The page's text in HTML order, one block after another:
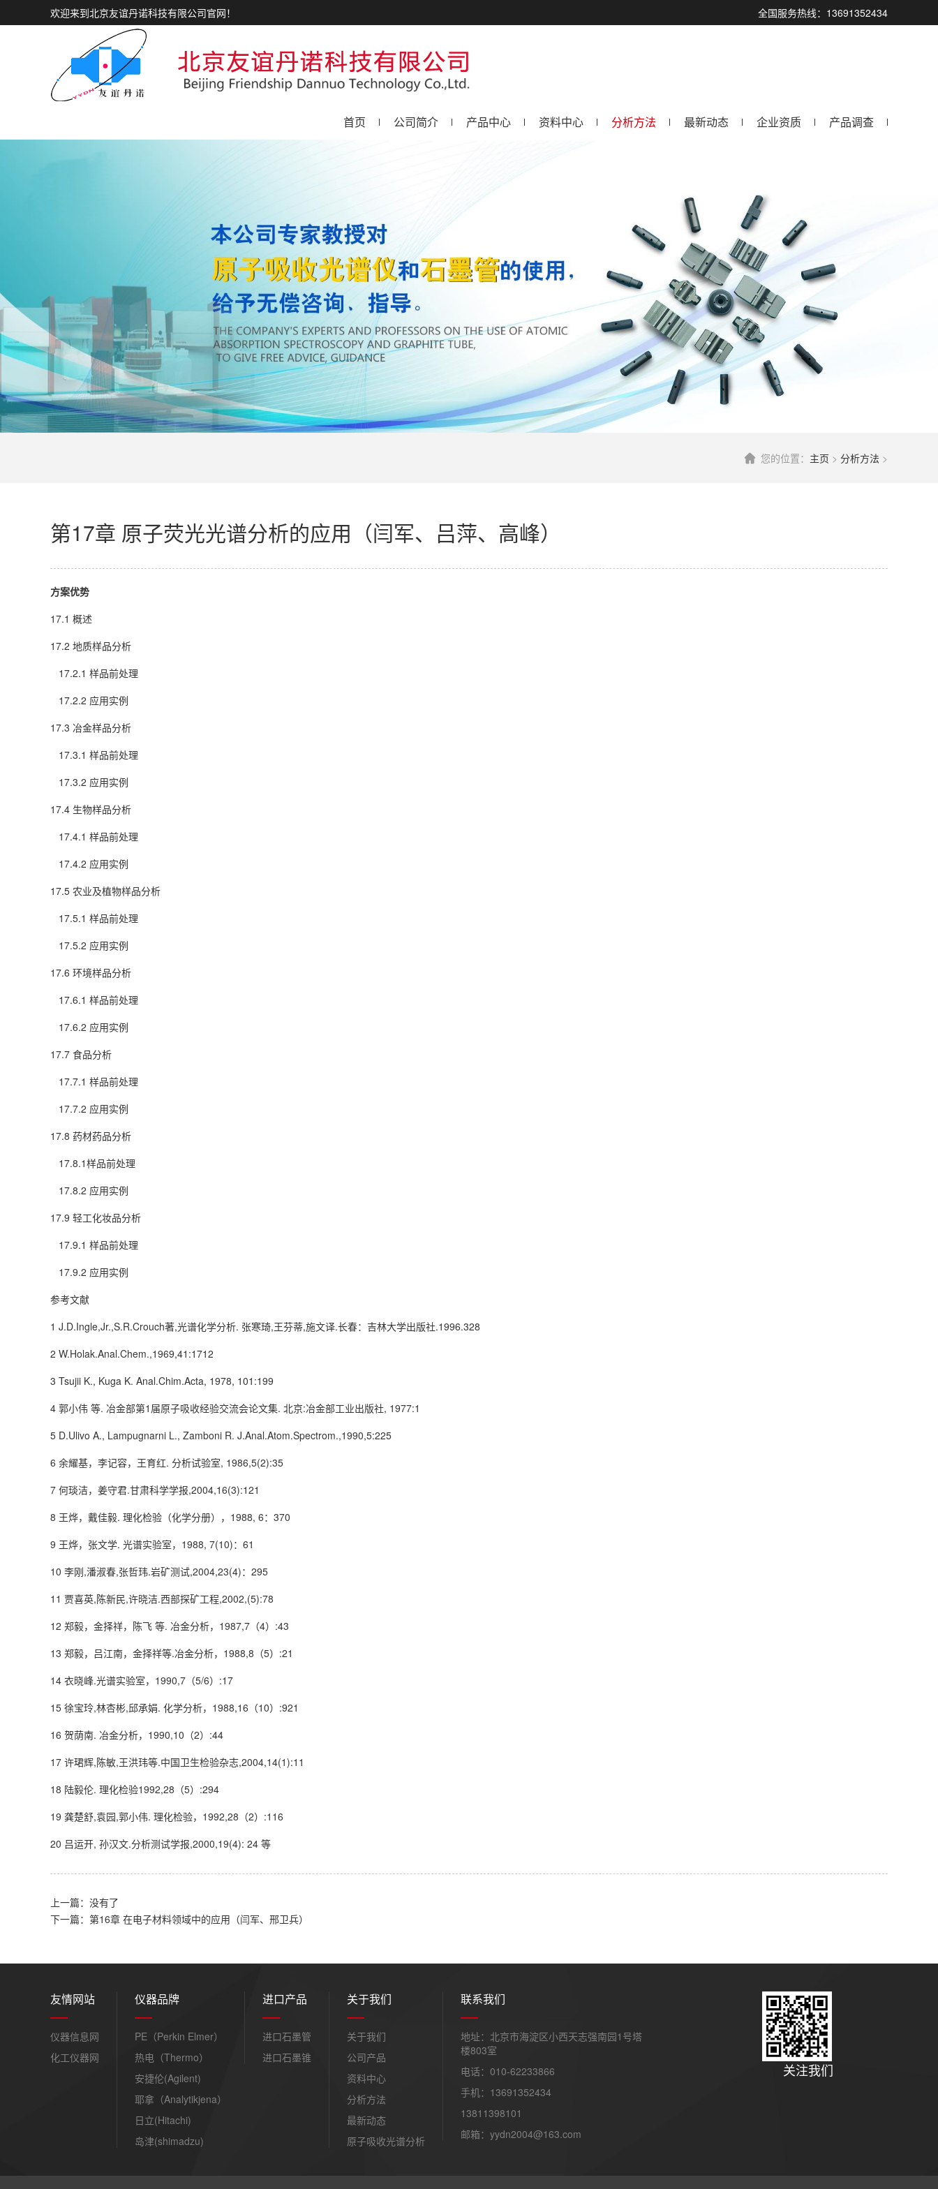
全国服务热线：13691352434
欢迎来到北京友谊丹诺科技有限公司官网！
首页 公司简介 产品中心 资料中心 分析方法 最新动态 企业资质 产品调查
您的位置： 主页 > 分析方法 >
第17章 原子荧光光谱分析的应用（闫军、吕萍、高峰）
方案优势
17.1 概述
17.2 地质样品分析
17.2.1 样品前处理
17.2.2 应用实例
17.3 冶金样品分析
17.3.1 样品前处理
17.3.2 应用实例
17.4 生物样品分析
17.4.1 样品前处理
17.4.2 应用实例
17.5 农业及植物样品分析
17.5.1 样品前处理
17.5.2 应用实例
17.6 环境样品分析
17.6.1 样品前处理
17.6.2 应用实例
17.7 食品分析
17.7.1 样品前处理
17.7.2 应用实例
17.8 药材药品分析
17.8.1样品前处理
17.8.2 应用实例
17.9 轻工化妆品分析
17.9.1 样品前处理
17.9.2 应用实例
参考文献
1 J.D.Ingle,Jr.,S.R.Crouch著,光谱化学分析. 张寒琦,王芬蒂,施文译.长春：吉林大学出版社.1996.328
2 W.Holak.Anal.Chem.,1969,41:1712
3 Tsujii K., Kuga K. Anal.Chim.Acta, 1978, 101:199
4 郭小伟 等. 冶金部第1届原子吸收经验交流会论文集. 北京:冶金部工业出版社, 1977:1
5 D.Ulivo A., Lampugnarni L., Zamboni R. J.Anal.Atom.Spectrom.,1990,5:225
6 余耀基，李记容，王育红. 分析试验室, 1986,5(2):35
7 何琰洁，姜守君.甘肃科学学报,2004,16(3):121
8 王烨，戴佳毅. 理化检验（化学分册），1988, 6：370
9 王烨，张文学. 光谱实验室，1988, 7(10)：61
10 李刚,潘淑春,张哲玮.岩矿测试,2004,23(4)：295
11 贾喜英,陈新民,许晓洁.西部探矿工程,2002,(5):78
12 郑毅，金择祥，陈飞 等. 冶金分析，1987,7（4）:43
13 郑毅，吕江南，金择祥等.冶金分析，1988,8（5）:21
14 衣晓峰.光谱实验室，1990,7（5/6）:17
15 徐宝玲,林杏彬,邱承娟. 化学分析，1988,16（10）:921
16 贺荫南. 冶金分析，1990,10（2）:44
17 许珺辉,陈敏,王洪玮等.中国卫生检验杂志,2004,14(1):11
18 陆毅伦. 理化检验1992,28（5）:294
19 龚楚舒,袁园,郭小伟. 理化检验，1992,28（2）:116
20 吕运开, 孙汉文.分析测试学报,2000,19(4): 24 等
上一篇：没有了
下一篇：第16章 在电子材料领域中的应用（闫军、邢卫兵）
友情网站
仪器信息网
化工仪器网
仪器品牌
PE（Perkin Elmer）
热电（Thermo）
安捷伦(Agilent)
耶拿（Analytikjena）
日立(Hitachi)
岛津(shimadzu)
进口产品
进口石墨管
进口石墨锥
关于我们
关于我们
公司产品
资料中心
分析方法
最新动态
原子吸收光谱分析
联系我们
地址：北京市海淀区小西天志强南园1号塔
楼803室
电话：010-62233866
手机：13691352434
13811398101
邮箱：yydn2004@163.com
关注我们